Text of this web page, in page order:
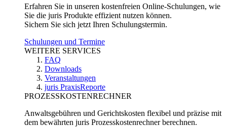
Erfahren Sie in unseren kostenfreien Online-Schulungen, wie
Sie die juris Produkte effizient nutzen können.
Sichern Sie sich jetzt Ihren Schulungstermin.
Schulungen und Termine
WEITERE SERVICES
FAQ
Downloads
Veranstaltungen
juris PraxisReporte
PROZESSKOSTENRECHNER
Anwaltsgebühren und Gerichtskosten flexibel und präzise mit
dem bewährten juris Prozesskostenrechner berechnen.